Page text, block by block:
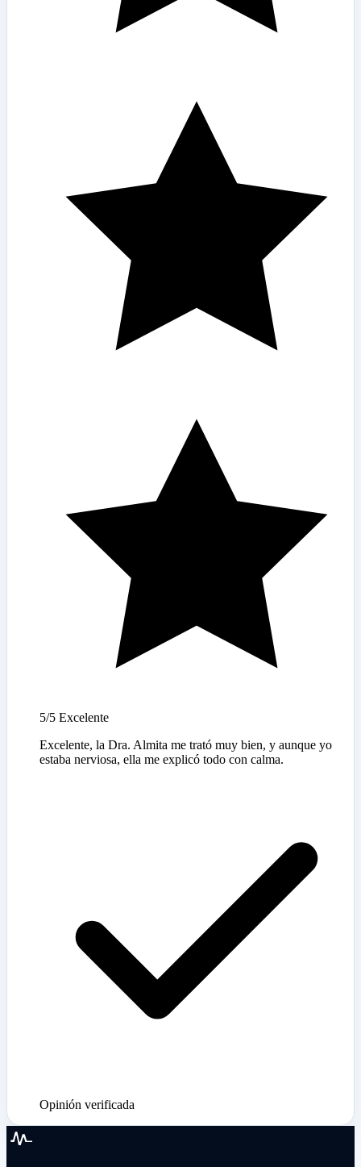
5/5 Excelente
Excelente, la Dra. Almita me trató muy bien, y aunque yo
estaba nerviosa, ella me explicó todo con calma.
Opinión verificada